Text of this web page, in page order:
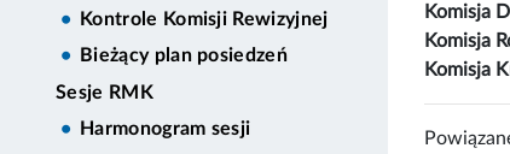
Kontrole Komisji Rewizyjnej
Bieżący plan posiedzeń
Sesje RMK
Harmonogram sesji
Komisja
Komisja
Komisja